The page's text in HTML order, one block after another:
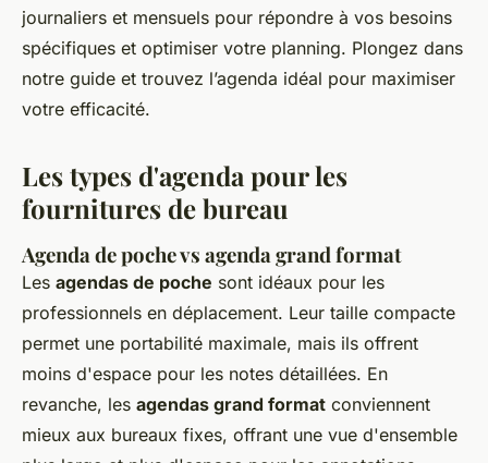
journaliers et mensuels pour répondre à vos besoins
spécifiques et optimiser votre planning. Plongez dans
notre guide et trouvez l’agenda idéal pour maximiser
votre efficacité.
Les types d'agenda pour les
fournitures de bureau
Agenda de poche vs agenda grand format
Les agendas de poche sont idéaux pour les
professionnels en déplacement. Leur taille compacte
permet une portabilité maximale, mais ils offrent
moins d'espace pour les notes détaillées. En
revanche, les agendas grand format conviennent
mieux aux bureaux fixes, offrant une vue d'ensemble